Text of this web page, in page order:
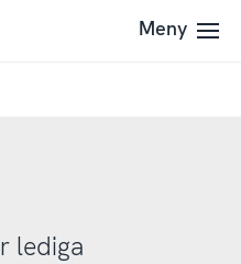
Meny
lediga